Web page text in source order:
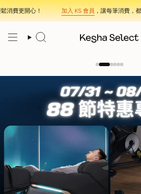
Skip
to
content
加入 KS 會員，讓每筆消費，都在累積你的專屬回饋。
Search